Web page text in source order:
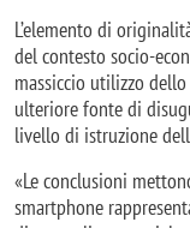
L’elemento di
del contesto socio-
massiccio utilizzo
ulteriore fonte di
livello di istruzione
«Le conclusioni
smartphone